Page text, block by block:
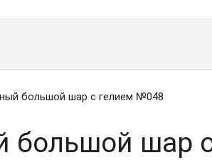
большой шар с гелием №048
большой шар